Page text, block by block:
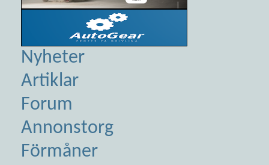
Nyheter
Artiklar
Forum
Annonstorg
Förmåner